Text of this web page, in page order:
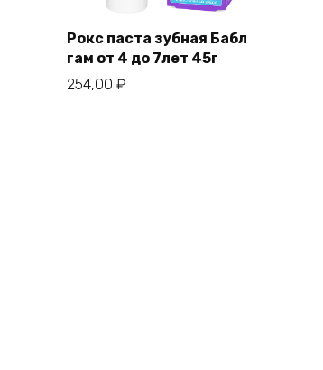
Рокс паста зубная Бабл
гам от 4 до 7лет 45г
254,00 ₽